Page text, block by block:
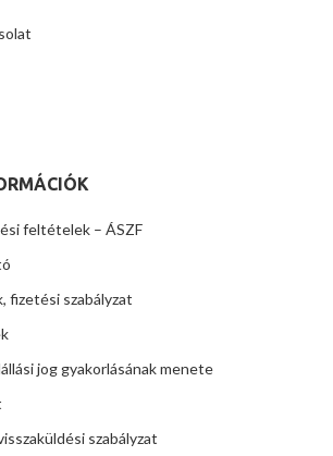
feltételek – ÁSZF
fizetési szabályzat
jog gyakorlásának menete
szabályzat